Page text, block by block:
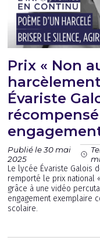
Prix « Non
Évariste
Publié le 30 mai
2025
Le lycée Évariste Galois
remporté le prix national
grâce à une vidéo
engagement exemplaire
scolaire.